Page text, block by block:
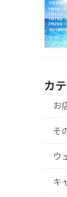
カ
お
そ
ウ
キ